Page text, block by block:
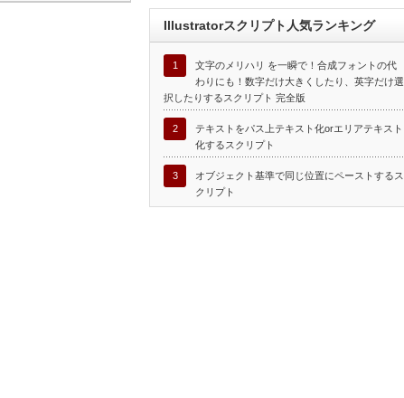
Illustratorスクリプト人気ランキング
1
文字のメリハリ を一瞬で！合成フォントの代
わりにも！数字だけ大きくしたり、英字だけ選
択したりするスクリプト 完全版
2
テキストをパス上テキスト化orエリアテキスト
化するスクリプト
3
オブジェクト基準で同じ位置にペーストするス
クリプト